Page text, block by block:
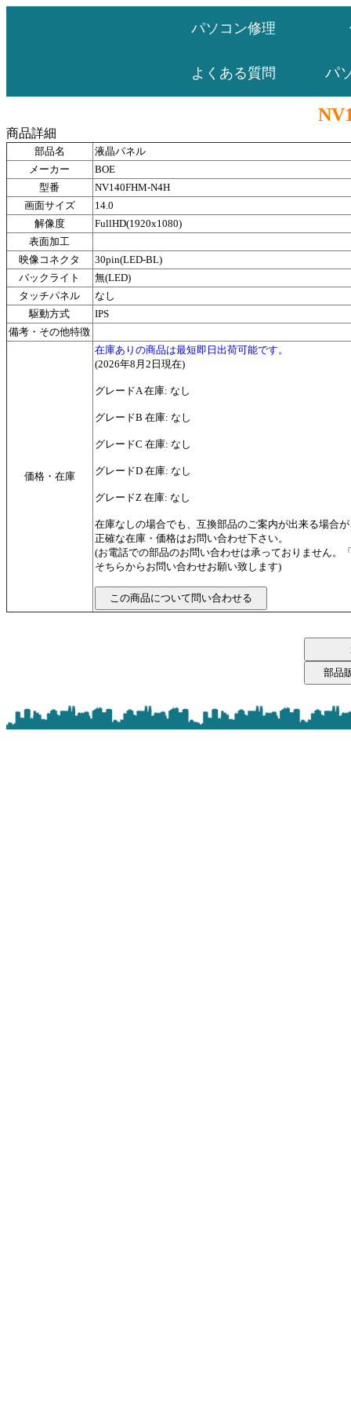
パソコン修理
よくある質問 パ
商品詳細
部品名
液晶パネル
メーカー
BOE
型番
NV140FHM-N4H
画面サイズ
14.0
解像度
FullHD(1920x1080)
表面加工
映像コネクタ
30pin(LED-BL)
バックライト
無(LED)
タッチパネル
なし
駆動方式
IPS
備考・その他特徴
価格・在庫
在庫ありの商品は最短即日出荷可能です。
(2026年8月2日現在)
グレードA 在庫: なし
グレードB 在庫: なし
グレードC 在庫: なし
グレードD 在庫: なし
グレードZ 在庫: なし
在庫なしの場合でも、互換部品のご案内が出来る場合
正確な在庫・価格はお問い合わせ下さい。
(お電話での部品のお問い合わせは承っておりません。
そちらからお問い合わせお願い致します)